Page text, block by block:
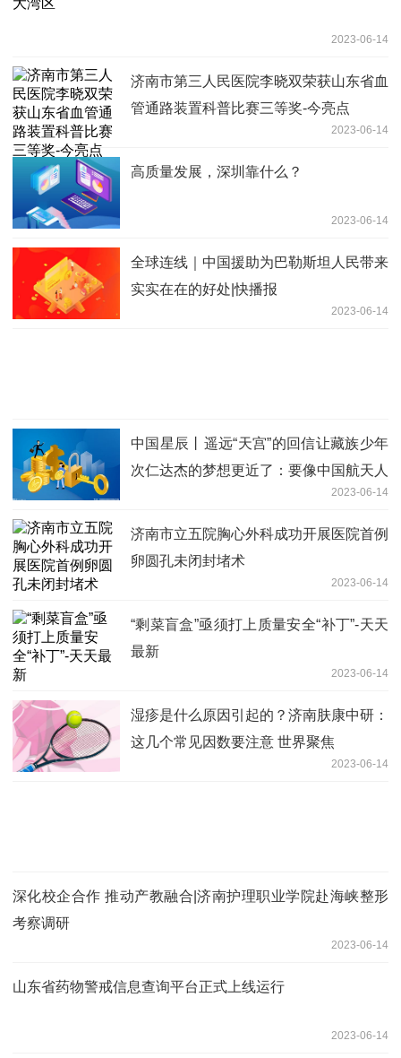
2023-06-14
济南市第三人民医院李晓双荣获山东省血
管通路装置科普比赛三等奖-今亮点
2023-06-14
高质量发展，深圳靠什么？
2023-06-14
全球连线｜中国援助为巴勒斯坦人民带来
实实在在的好处|快播报
2023-06-14
中国星辰丨遥远“天宫”的回信让藏族少年
次仁达杰的梦想更近了：要像中国航天人
一样，勇敢追梦，无惧困难！_当前热点
2023-06-14
济南市立五院胸心外科成功开展医院首例
卵圆孔未闭封堵术
2023-06-14
“剩菜盲盒”亟须打上质量安全“补丁”-天天
最新
2023-06-14
湿疹是什么原因引起的？济南肤康中研：
这几个常见因数要注意 世界聚焦
2023-06-14
深化校企合作 推动产教融合|济南护理职业学院赴海峡整形
考察调研
2023-06-14
山东省药物警戒信息查询平台正式上线运行
2023-06-14